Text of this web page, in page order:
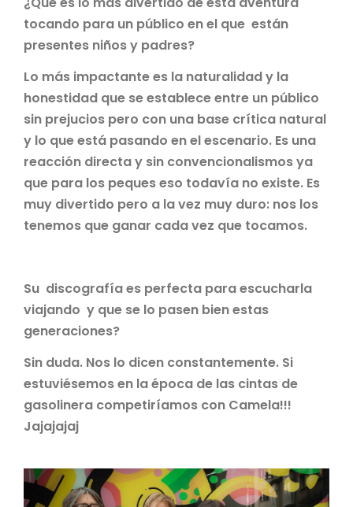
tocando para un público en el que están
presentes niños y padres?
Lo más impactante es la naturalidad y la
honestidad que se establece entre un público
sin prejucios pero con una base crítica natural
y lo que está pasando en el escenario. Es una
reacción directa y sin convencionalismos ya
que para los peques eso todavía no existe. Es
muy divertido pero a la vez muy duro: nos los
tenemos que ganar cada vez que tocamos.
Su discografía es perfecta para escucharla
viajando y que se lo pasen bien estas
generaciones?
Sin duda. Nos lo dicen constantemente. Si
estuviésemos en la época de las cintas de
gasolinera competiríamos con Camela!!!
Jajajajaj